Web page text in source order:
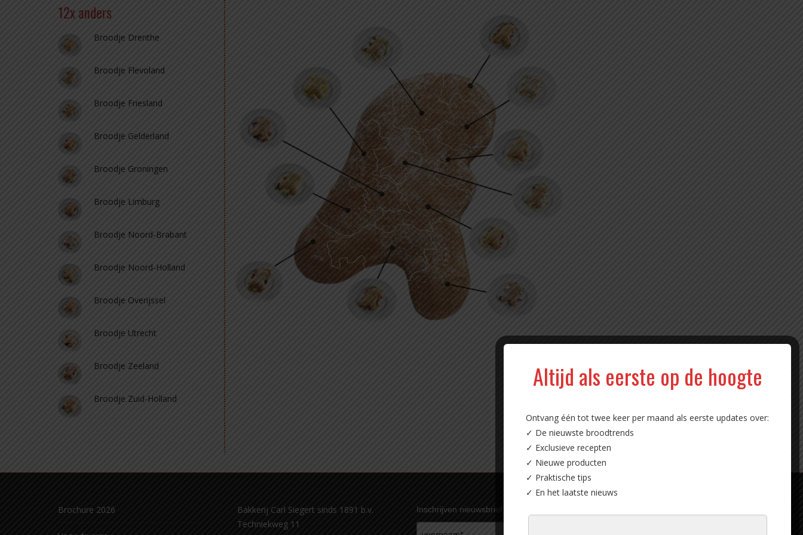
12x anders
Broodje Drenthe
Broodje Flevoland
Broodje Friesland
Broodje Gelderland
Broodje Groningen
Broodje Limburg
Broodje Noord-Brabant
Broodje Noord-Holland
Broodje Overijssel
Broodje Utrecht
Broodje Zeeland
Broodje Zuid-Holland
Brochure 2026
Bakkerij Carl Siegert sinds 1891 b.v.
Techniekweg 11
Inschrijven nieuwsbrief
Altijd als eerste op de hoogte
Ontvang één tot twee keer per maand als eerste updates over:
✓ De nieuwste broodtrends
✓ Exclusieve recepten
✓ Nieuwe producten
✓ Praktische tips
✓ En het laatste nieuws